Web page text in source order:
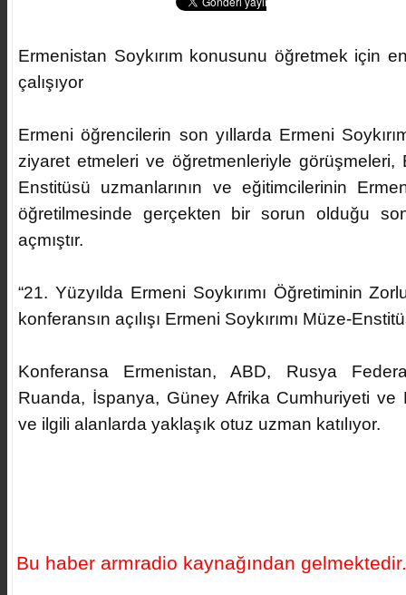
Ermenistan Soykırım konusunu öğretmek için
çalışıyor
Ermeni öğrencilerin son yıllarda Ermeni
ziyaret etmeleri ve öğretmenleriyle görüşmeleri,
Enstitüsü uzmanlarının ve eğitimcilerinin
öğretilmesinde gerçekten bir sorun olduğu
açmıştır.
“21. Yüzyılda Ermeni Soykırımı Öğretiminin
konferansın açılışı Ermeni Soykırımı Müze-
Konferansa Ermenistan, ABD, Rusya
Ruanda, İspanya, Güney Afrika Cumhuriyeti ve
ve ilgili alanlarda yaklaşık otuz uzman katılıyor.
Bu haber armradio kaynağından gelmektedir.